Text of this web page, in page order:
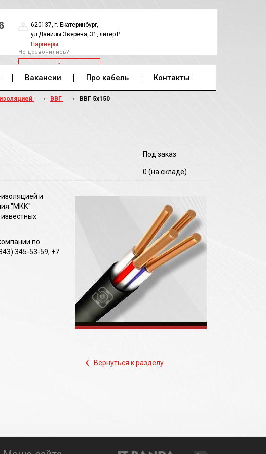
620137, г. Екатеринбург,
ул.Данилы Зверева, 31, литер Р
Партнеры
Не дозвонились?
ОБРАТНЫЙ ЗВОНОК
Вакансии Про кабель Контакты
ВВГ ВВГ 5х150
Под заказ
0 (на складе)
и
"МКК"
по
345-53-59, +7
‹ Вернуться к разделу